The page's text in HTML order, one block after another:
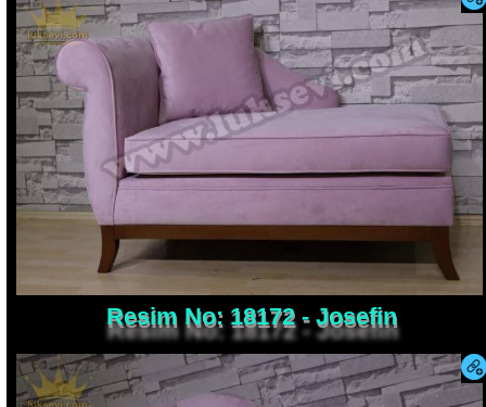
Resim No: 18172 - Josefin